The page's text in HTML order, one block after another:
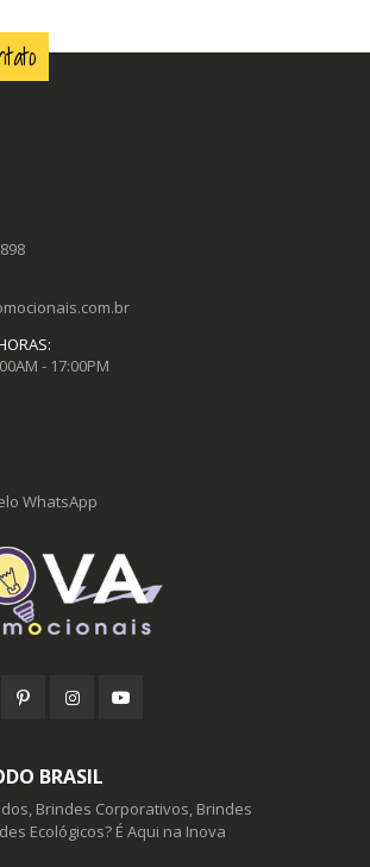
- 17:00PM
WhatsApp
BRASIL
Brindes Corporativos, Brindes
Ecológicos? É Aqui na Inova